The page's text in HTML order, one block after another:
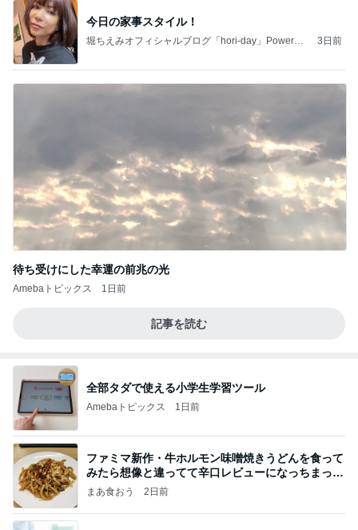
今日の家事スタイル！
堀ちえみオフィシャルブログ「hori-day」Powered
3日前
待ち受けにした幸運の前兆の光
Amebaトピックス 1日前
記事を読む
全部タダで使える小学生学習ツール
Amebaトピックス 1日前
ファミマ新作・牛ホルモン味噌焼きうどんを食って
みたら想像と違ってて辛口レビューになっちまった
話
まあ食おう 2日前